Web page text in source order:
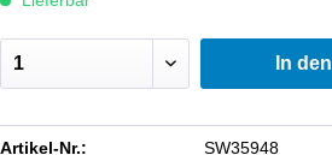
In den
Artikel-Nr.: SW35948